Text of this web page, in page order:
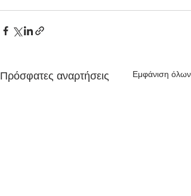
Πρόσφατες αναρτήσεις Εμφάνιση όλων